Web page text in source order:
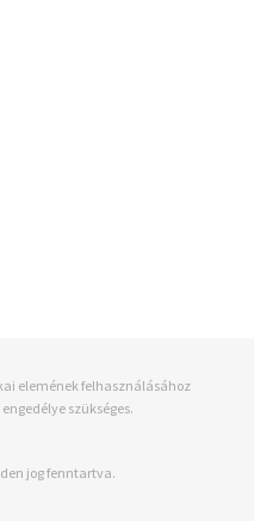
elemének felhasználásához
szükséges.
jog fenntartva.